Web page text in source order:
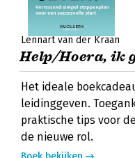
Lennart van der Kraan
Help/Hoera, ik
Het ideale
leidinggeven.
praktische tips voor
de nieuwe rol.